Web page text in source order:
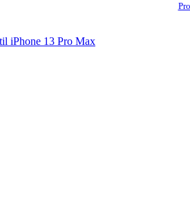
iPhone 13 Pro Max